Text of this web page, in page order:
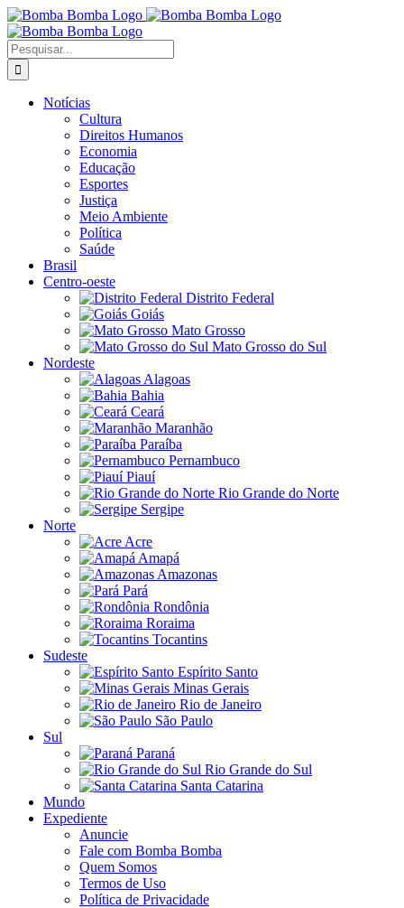
Ir
para
o
conteúdo
Buscar
resultados
para:
Notícias
Cultura
Direitos Humanos
Economia
Educação
Esportes
Justiça
Meio Ambiente
Política
Saúde
Brasil
Centro-oeste
Distrito Federal
Goiás
Mato Grosso
Mato Grosso do Sul
Nordeste
Alagoas
Bahia
Ceará
Maranhão
Paraíba
Pernambuco
Piauí
Rio Grande do Norte
Sergipe
Norte
Acre
Amapá
Amazonas
Pará
Rondônia
Roraima
Tocantins
Sudeste
Espírito Santo
Minas Gerais
Rio de Janeiro
São Paulo
Sul
Paraná
Rio Grande do Sul
Santa Catarina
Mundo
Expediente
Anuncie
Fale com Bomba Bomba
Quem Somos
Termos de Uso
Política de Privacidade